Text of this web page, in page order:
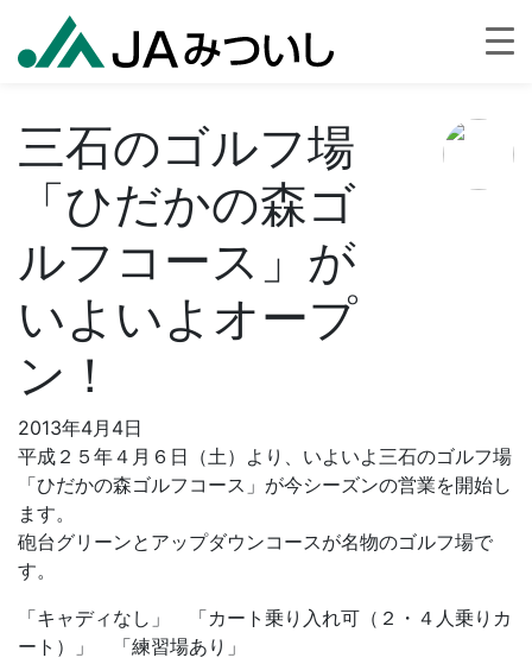
三石のゴルフ場
「ひだかの森ゴ
ルフコース」が
いよいよオープ
ン！
2013年4月4日
平成２５年４月６日（土）より、いよいよ三石のゴルフ場
「ひだかの森ゴルフコース」が今シーズンの営業を開始し
ます。
砲台グリーンとアップダウンコースが名物のゴルフ場で
す。
「キャディなし」 「カート乗り入れ可（２・４人乗りカ
ート）」 「練習場あり」